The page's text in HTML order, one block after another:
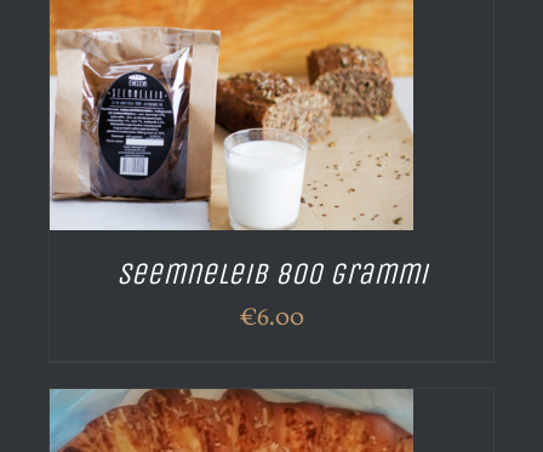
Seemneleib 800 grammi
€6.00